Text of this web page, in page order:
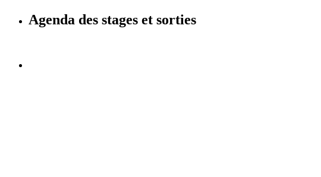
Agenda des stages et sorties